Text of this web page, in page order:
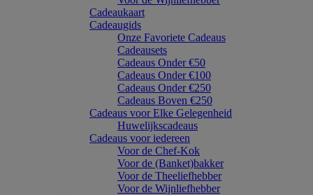
Cadeaukaart
Cadeaugids
Onze Favoriete Cadeaus
Cadeausets
Cadeaus Onder €50
Cadeaus Onder €100
Cadeaus Onder €250
Cadeaus Boven €250
Cadeaus voor Elke Gelegenheid
Huwelijkscadeaus
Cadeaus voor iedereen
Voor de Chef-Kok
Voor de (Banket)bakker
Voor de Theeliefhebber
Voor de Wijnliefhebber